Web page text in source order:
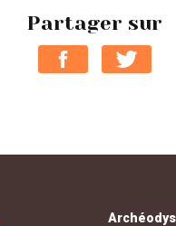
Partager sur